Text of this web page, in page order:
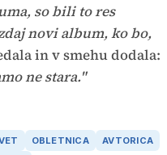
so bili to res
novi album, ko bo,
in v smehu dodala:
ne stara."
OBLETNICA
AVTORICA